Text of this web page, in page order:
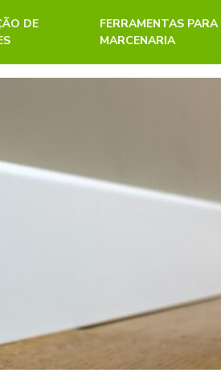
DE
FERRAMENTAS PARA
MARCENARIA